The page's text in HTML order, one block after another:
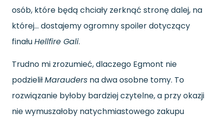
osób, które będą chciały zerknąć stronę dalej, na
której… dostajemy ogromny spoiler dotyczący
finałuHellfire Gali.
Trudno mi zrozumieć, dlaczego Egmont nie
podzieliłMarauders na dwa osobne tomy. To
rozwiązanie byłoby bardziej czytelne, a przy okazji
nie wymuszałoby natychmiastowego zakupu